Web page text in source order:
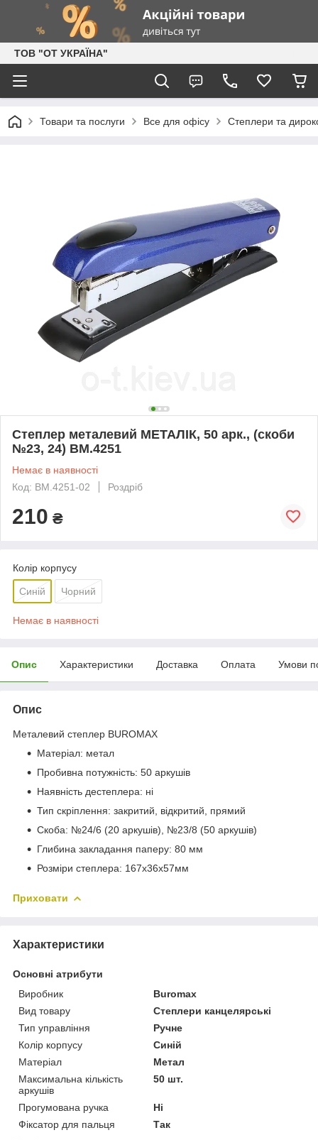
ТОВ "ОТ УКРАЇНА"
Товари та послуги Все для офісу Степлери та
Степлер металевий МЕТАЛІК, 50 арк., (скоби
№23, 24) BM.4251
Немає в наявності
Код: BM.4251-02
Роздріб
210 ₴
Колір корпусу
Синій Чорний
Немає в наявності
Опис Характеристики Доставка Оплата Умови
Опис
Металевий степлер BUROMAX
Матеріал: метал
Пробивна потужність: 50 аркушів
Наявність дестеплера: ні
Тип скріплення: закритий, відкритий, прямий
Скоба: №24/6 (20 аркушів), №23/8 (50 аркушів)
Глибина закладання паперу: 80 мм
Розміри степлера: 167х36х57мм
Приховати
Характеристики
Основні атрибути
Виробник
Buromax
Вид товару
Степлери канцелярські
Тип управління
Ручне
Колір корпусу
Синій
Матеріал
Метал
Максимальна кількість
аркушів
50 шт.
Прогумована ручка
Ні
Фіксатор для пальця
Так